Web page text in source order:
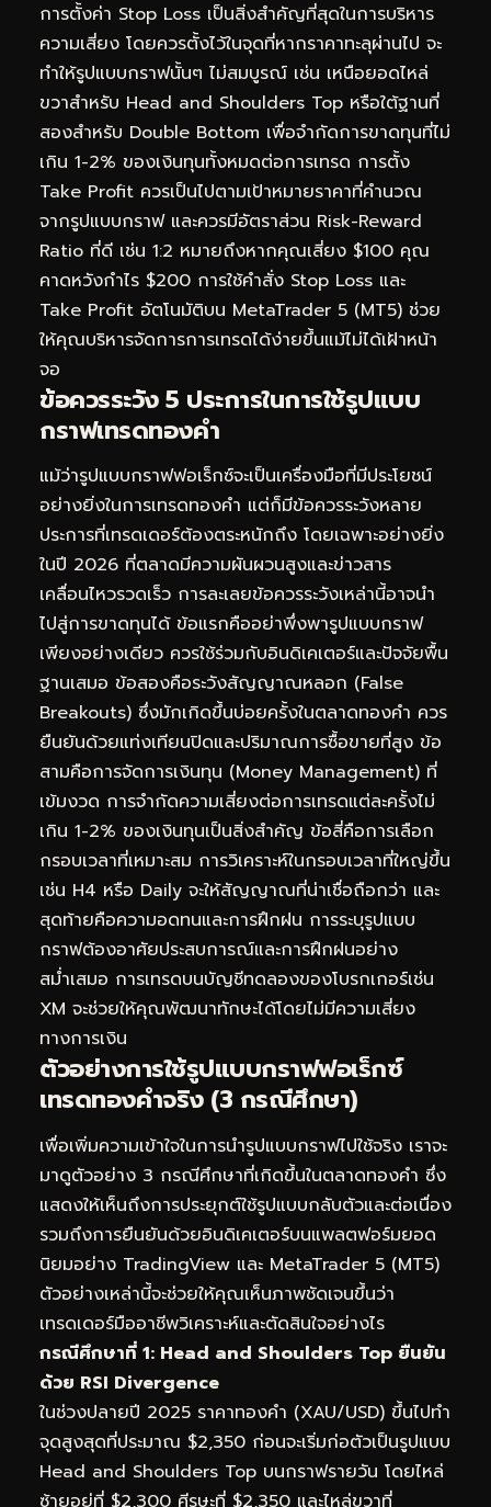
การตั้งค่า Stop Loss เป็นสิ่งสำคัญที่สุดในการบริหาร
ความเสี่ยง โดยควรตั้งไว้ในจุดที่หากราคาทะลุผ่านไป จะ
ทำให้รูปแบบกราฟนั้นๆ ไม่สมบูรณ์ เช่น เหนือยอดไหล่
ขวาสำหรับ Head and Shoulders Top หรือใต้ฐานที่
สองสำหรับ Double Bottom เพื่อจำกัดการขาดทุนที่ไม่
เกิน 1-2% ของเงินทุนทั้งหมดต่อการเทรด การตั้ง
Take Profit ควรเป็นไปตามเป้าหมายราคาที่คำนวณ
จากรูปแบบกราฟ และควรมีอัตราส่วน Risk-Reward
Ratio ที่ดี เช่น 1:2 หมายถึงหากคุณเสี่ยง $100 คุณ
คาดหวังกำไร $200 การใช้คำสั่ง Stop Loss และ
Take Profit อัตโนมัติบน MetaTrader 5 (MT5) ช่วย
ให้คุณบริหารจัดการการเทรดได้ง่ายขึ้นแม้ไม่ได้เฝ้าหน้า
จอ
ข้อควรระวัง 5 ประการในการใช้รูปแบบ
กราฟเทรดทองคำ
แม้ว่ารูปแบบกราฟฟอเร็กซ์จะเป็นเครื่องมือที่มีประโยชน์
อย่างยิ่งในการเทรดทองคำ แต่ก็มีข้อควรระวังหลาย
ประการที่เทรดเดอร์ต้องตระหนักถึง โดยเฉพาะอย่างยิ่ง
ในปี 2026 ที่ตลาดมีความผันผวนสูงและข่าวสาร
เคลื่อนไหวรวดเร็ว การละเลยข้อควรระวังเหล่านี้อาจนำ
ไปสู่การขาดทุนได้ ข้อแรกคืออย่าพึ่งพารูปแบบกราฟ
เพียงอย่างเดียว ควรใช้ร่วมกับอินดิเคเตอร์และปัจจัยพื้น
ฐานเสมอ ข้อสองคือระวังสัญญาณหลอก (False
Breakouts) ซึ่งมักเกิดขึ้นบ่อยครั้งในตลาดทองคำ ควร
ยืนยันด้วยแท่งเทียนปิดและปริมาณการซื้อขายที่สูง ข้อ
สามคือการจัดการเงินทุน (Money Management) ที่
เข้มงวด การจำกัดความเสี่ยงต่อการเทรดแต่ละครั้งไม่
เกิน 1-2% ของเงินทุนเป็นสิ่งสำคัญ ข้อสี่คือการเลือก
กรอบเวลาที่เหมาะสม การวิเคราะห์ในกรอบเวลาที่ใหญ่ขึ้น
เช่น H4 หรือ Daily จะให้สัญญาณที่น่าเชื่อถือกว่า และ
สุดท้ายคือความอดทนและการฝึกฝน การระบุรูปแบบ
กราฟต้องอาศัยประสบการณ์และการฝึกฝนอย่าง
สม่ำเสมอ การเทรดบนบัญชีทดลองของโบรกเกอร์เช่น
XM จะช่วยให้คุณพัฒนาทักษะได้โดยไม่มีความเสี่ยง
ทางการเงิน
ตัวอย่างการใช้รูปแบบกราฟฟอเร็กซ์
เทรดทองคำจริง (3 กรณีศึกษา)
เพื่อเพิ่มความเข้าใจในการนำรูปแบบกราฟไปใช้จริง เราจะ
มาดูตัวอย่าง 3 กรณีศึกษาที่เกิดขึ้นในตลาดทองคำ ซึ่ง
แสดงให้เห็นถึงการประยุกต์ใช้รูปแบบกลับตัวและต่อเนื่อง
รวมถึงการยืนยันด้วยอินดิเคเตอร์บนแพลตฟอร์มยอด
นิยมอย่าง TradingView และ MetaTrader 5 (MT5)
ตัวอย่างเหล่านี้จะช่วยให้คุณเห็นภาพชัดเจนขึ้นว่า
เทรดเดอร์มืออาชีพวิเคราะห์และตัดสินใจอย่างไร
กรณีศึกษาที่ 1: Head and Shoulders Top ยืนยัน
ด้วย RSI Divergence
ในช่วงปลายปี 2025 ราคาทองคำ (XAU/USD) ขึ้นไปทำ
จุดสูงสุดที่ประมาณ $2,350 ก่อนจะเริ่มก่อตัวเป็นรูปแบบ
Head and Shoulders Top บนกราฟรายวัน โดยไหล่
ซ้ายอยู่ที่ $2,300 ศีรษะที่ $2,350 และไหล่ขวาที่